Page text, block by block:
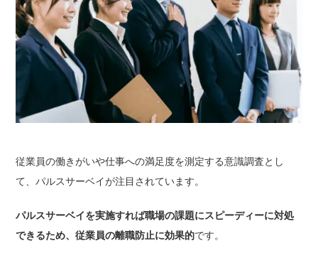
従業員の働きがいや仕事への満足度を測定する意識調査とし
て、パルスサーベイが注目されています。
パルスサーベイを実施すれば職場の課題にスピーディーに対処
できるため、従業員の離職防止に効果的です。